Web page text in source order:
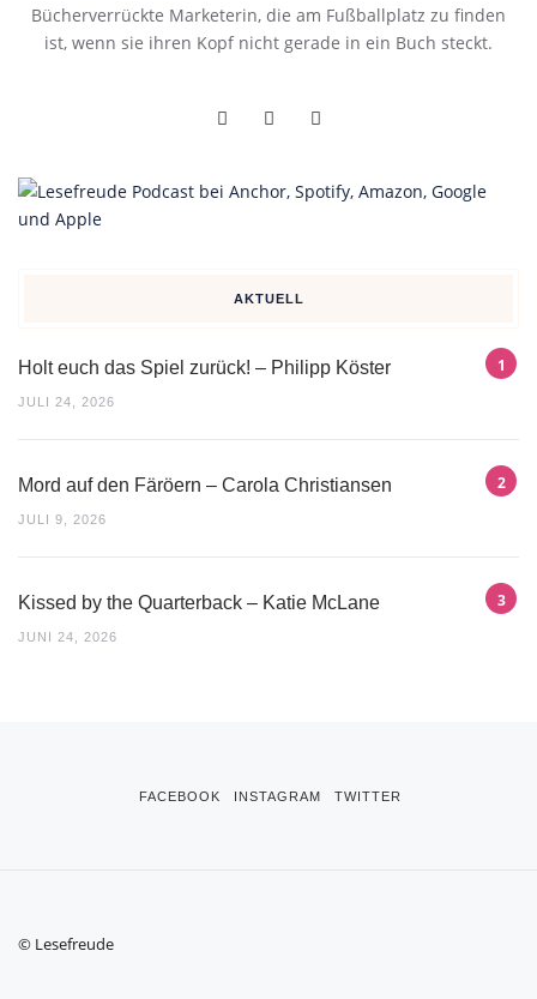
Bücherverrückte Marketerin, die am Fußballplatz zu finden
ist, wenn sie ihren Kopf nicht gerade in ein Buch steckt.
AKTUELL
Holt euch das Spiel zurück! – Philipp Köster
JULI 24, 2026
Mord auf den Färöern – Carola Christiansen
JULI 9, 2026
Kissed by the Quarterback – Katie McLane
JUNI 24, 2026
FACEBOOK INSTAGRAM TWITTER
© Lesefreude